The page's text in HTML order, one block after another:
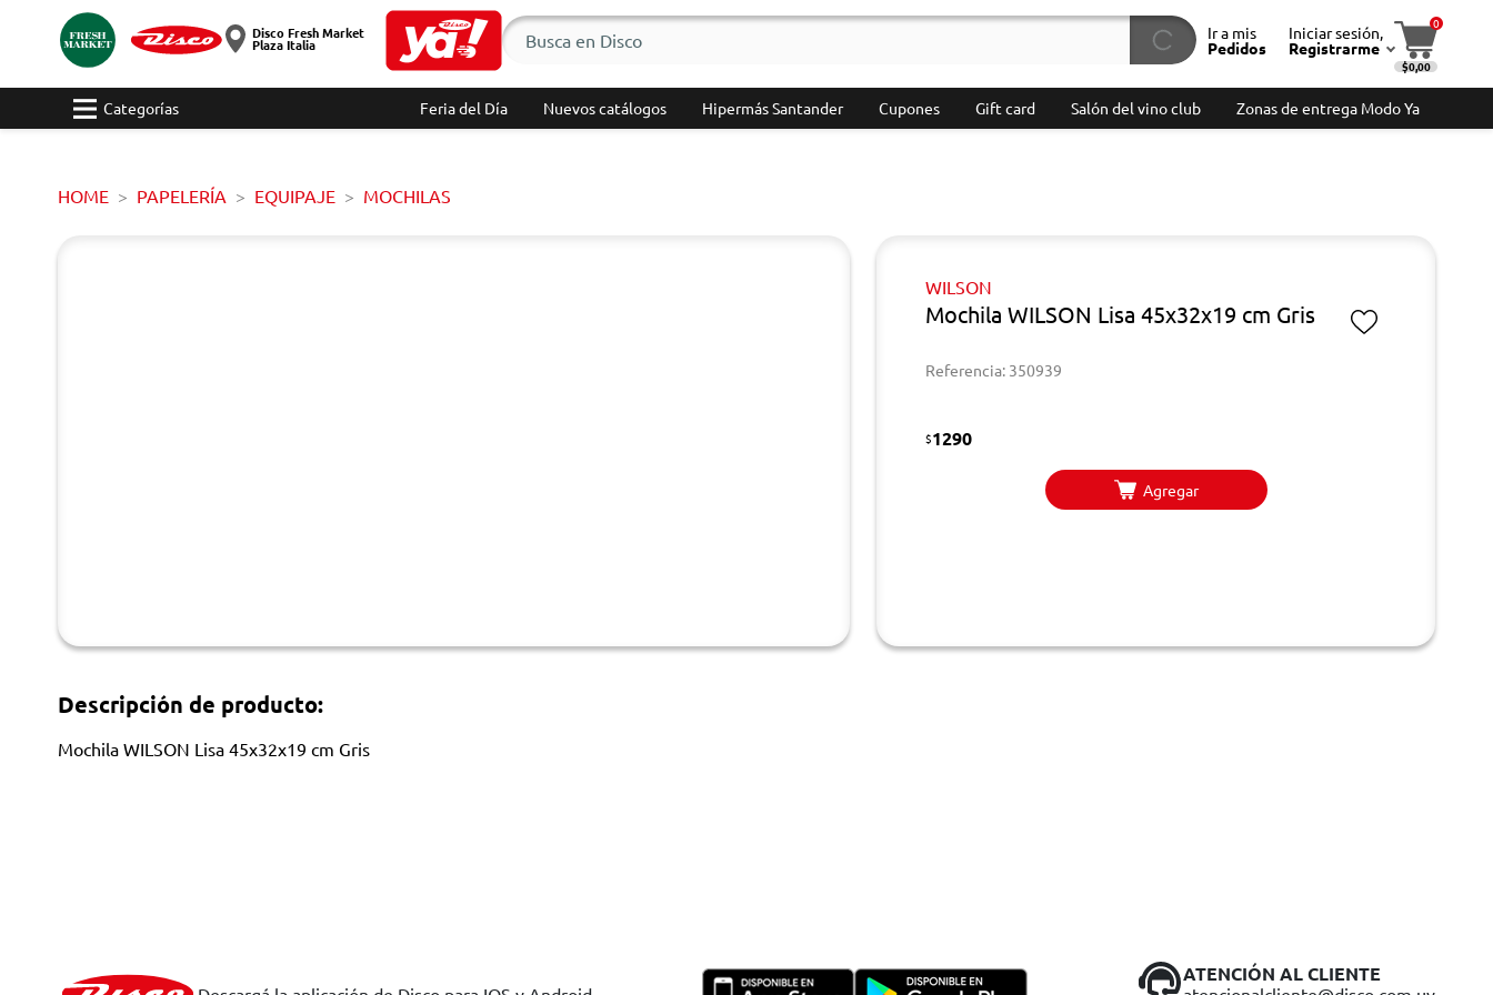
Disco Fresh Market
Plaza Italia
Ir a mis
Pedidos
Iniciar sesión,
Registrarme
0
$0,00
Categorías Feria del Día Nuevos catálogos Hipermás Santander Cupones Gift card Salón del vino club Zonas de entrega Modo Ya
HOME PAPELERÍA EQUIPAJE MOCHILAS
WILSON
Mochila WILSON Lisa 45x32x19 cm Gris
Referencia: 350939
$1290
Agregar
Descripción de producto:
Mochila WILSON Lisa 45x32x19 cm Gris
ATENCIÓN AL CLIENTE